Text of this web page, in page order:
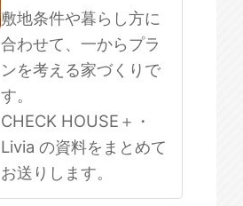
敷地条件や暮らし方に
合わせて、一からプラ
ンを考える家づくりで
す。
CHECK HOUSE＋・
Livia の資料をまとめて
お送りします。